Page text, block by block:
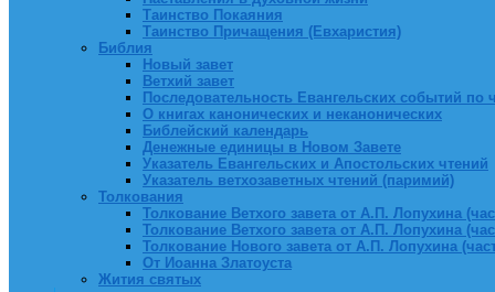
Таинство Покаяния
Таинство Причащения (Евхаристия)
Библия
Новый завет
Ветхий завет
Последовательность Евангельских событий по
О книгах канонических и неканонических
Библейский календарь
Денежные единицы в Новом Завете
Указатель Евангельских и Апостольских чтений
Указатель ветхозаветных чтений (паримий)
Толкования
Толкование Ветхого завета от А.П. Лопухина
Толкование Ветхого завета от А.П. Лопухина
Толкование Нового завета от А.П. Лопухина
От Иоанна Златоуста
Жития святых